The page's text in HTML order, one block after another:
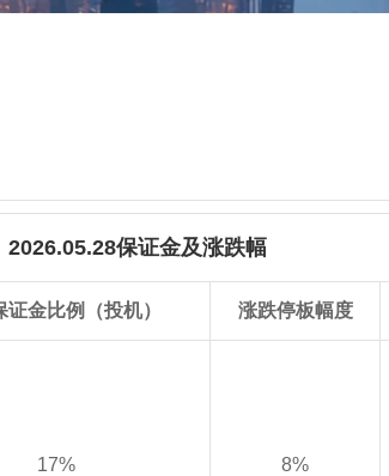
2026.05.28保证金及涨跌幅
证金比例（投机） 涨跌停板幅度
17% 8%